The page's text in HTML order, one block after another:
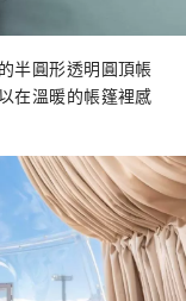
半圓形透明圓頂帳
在溫暖的帳篷裡感